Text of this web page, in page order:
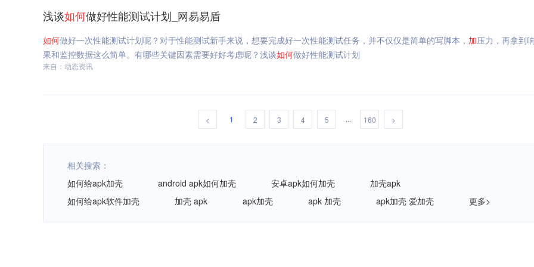
浅谈如何做好性能测试计划_网易易盾
如何做好一次性能测试计划呢？对于性能测试新手来说，想要完成好一次性能测试任务，并不仅仅是简单的写脚本， 加压力，再拿到
果和监控数据这么简单。有哪些关键因素需要好好考虑呢？浅谈如何做好性能测试计划
来自：动态资讯
< 1 2 3 4 5 ... 160 >
相关搜索：
如何给apk加壳
android apk如何加壳 安卓apk如何加壳
加壳apk
如何给apk软件加壳
加壳 apk apk加壳 apk 加壳 apk加壳 爱加壳 更多>